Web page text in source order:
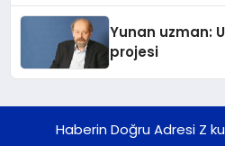
Yunan uzman:
projesi
Haberin Doğru Adresi Z